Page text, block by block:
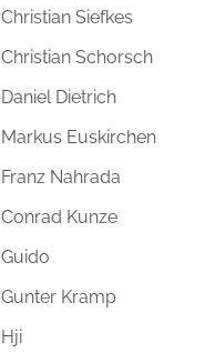
Christian Siefkes
Christian Schorsch
Daniel Dietrich
Markus Euskirchen
Franz Nahrada
Conrad Kunze
Guido
Gunter Kramp
Hji